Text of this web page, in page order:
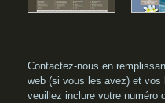
Contactez-nous en
web (si vous les avez) et vos
veuillez inclure votre numéro